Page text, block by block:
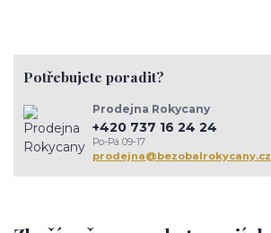
Potřebujete poradit?
Prodejna Rokycany
+420 737 16 24 24
Po-Pá 09-17
prodejna@bezobalrokycany.cz